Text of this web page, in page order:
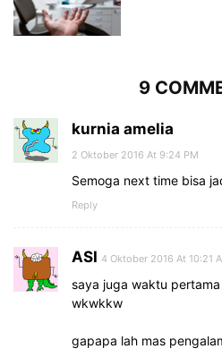
9
kurnia amelia
2 Oktober 2016 At 9:24 PM
Semoga next time bisa
Reply
ASI 4 Oktober 2016 At 10:21
saya juga waktu
wkwkkw
gapapa lah mas